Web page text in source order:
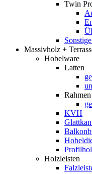
Twin
Massivholz +
Hobelware
Latten
Rahmen
KVH
Holzleisten